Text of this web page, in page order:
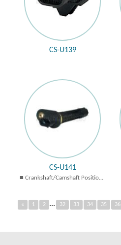
CS-U139
CS-U141
Crankshaft/Camshaft Position
« 1 2 ... 32 33 34 35 36